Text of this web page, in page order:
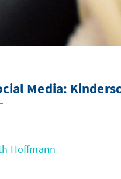
Media:
Hoffmann